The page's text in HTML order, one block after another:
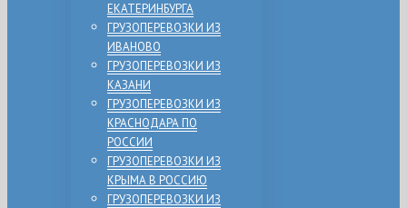
ЕКАТЕРИНБУРГА
ГРУЗОПЕРЕВОЗКИ ИЗ
ИВАНОВО
ГРУЗОПЕРЕВОЗКИ ИЗ
КАЗАНИ
ГРУЗОПЕРЕВОЗКИ ИЗ
КРАСНОДАРА ПО
РОССИИ
ГРУЗОПЕРЕВОЗКИ ИЗ
КРЫМА В РОССИЮ
ГРУЗОПЕРЕВОЗКИ ИЗ